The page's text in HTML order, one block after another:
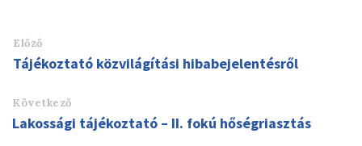
Előző
Tájékoztató közvilágítási hibabejelentésről
Következő
Lakossági tájékoztató – II. fokú hőségriasztás